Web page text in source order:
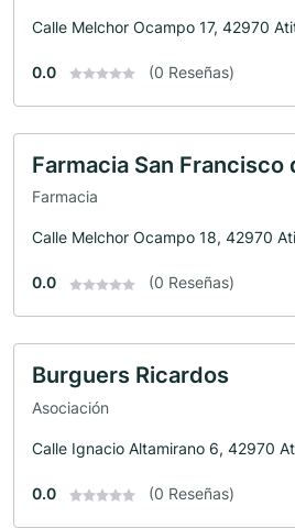
Calle Melchor Ocampo 17, 42970
0.0 (0 Reseñas)
Farmacia San Francisco
Farmacia
Calle Melchor Ocampo 18, 42970
0.0 (0 Reseñas)
Burguers Ricardos
Asociación
Calle Ignacio Altamirano 6, 42970
0.0 (0 Reseñas)